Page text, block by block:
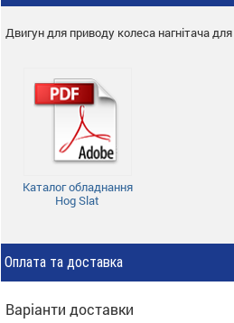
Двигун для приводу колеса нагнітача
Каталог обладнання
Hog Slat
Оплата та доставка
Варіанти доставки